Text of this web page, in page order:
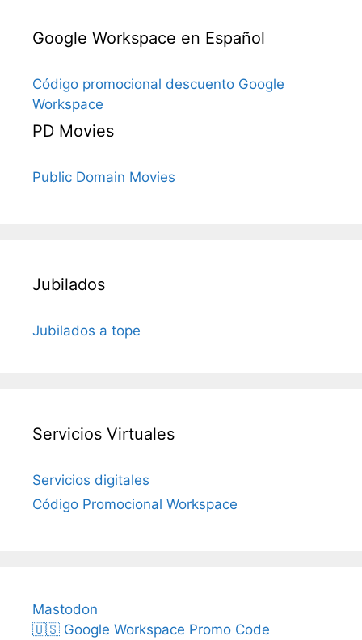
Google Workspace en Español
Código promocional descuento Google
Workspace
PD Movies
Public Domain Movies
Jubilados
Jubilados a tope
Servicios Virtuales
Servicios digitales
Código Promocional Workspace
Mastodon
🇺🇸 Google Workspace Promo Code